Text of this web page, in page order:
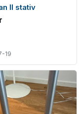
II stativ
19